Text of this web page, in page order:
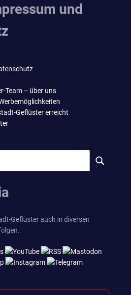
und
Team – über uns
Geflüster erreicht
SUCHEN
Geflüster auch in diversen